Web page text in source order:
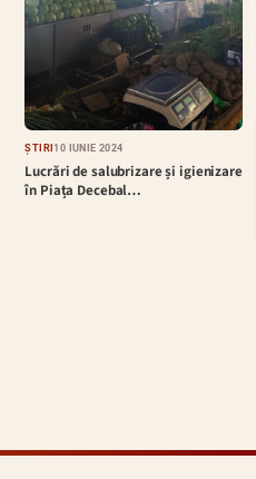
ȘTIRI10 IUNIE 2024
Lucrări de salubrizare și igienizare
în Piața Decebal…